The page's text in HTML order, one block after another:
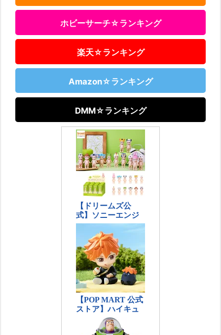
ホビーサーチ☆ランキング
楽天☆ランキング
Amazon☆ランキング
DMM☆ランキング